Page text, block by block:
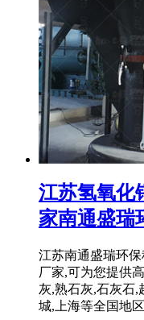
江苏氢氧化
家南通盛瑞
江苏南通盛瑞环
厂家,可为您提供
灰,熟石灰,石灰石,
城,上海等全国地